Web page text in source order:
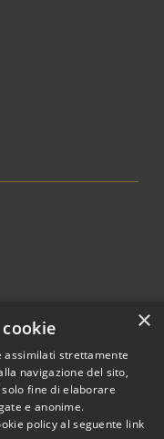
© 2026 • Comune di
• Powered by
×
assimilati strettamente
navigazione del sito,
fine di elaborare
e anonime.
policy al seguente link